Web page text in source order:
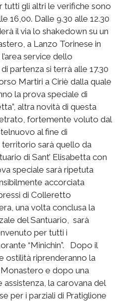
tutti gli altri le verifiche sono
16,00. Dalle 9.30 alle 12.30
il via lo shakedown su un
a Lanzo Torinese in
service dello
partenza si terrà alle 17.30
Martiri a Ciriè dalla quale
la prova speciale di
altra novità di questa
fortemente voluto dal
al fine di
sarà quello da
di Sant’ Elisabetta con
speciale sarà ripetuta
accorciata
di Colleretto
una volta conclusa la
del Santuario, sarà
per tutti i
“Minichin”. Dopo il
ostilità riprenderanno la
e dopo una
la carovana del
per i parziali di Pratiglione